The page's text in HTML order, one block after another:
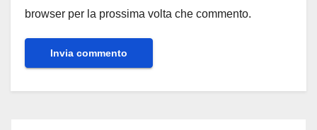
browser per la prossima volta che commento.